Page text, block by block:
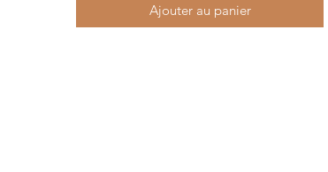
Ajouter au panier